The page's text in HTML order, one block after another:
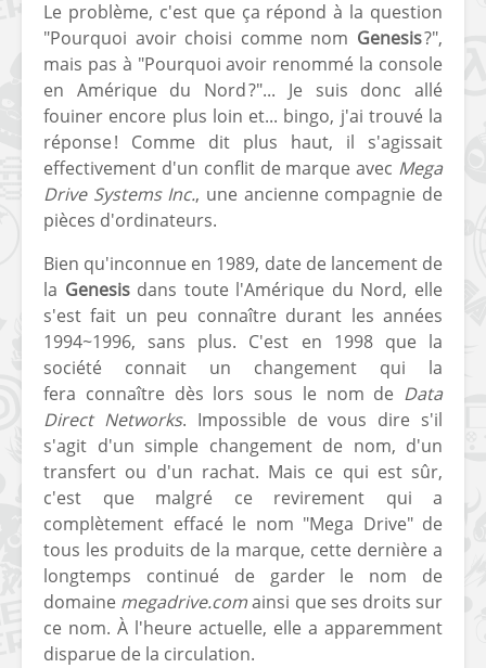
Le problème, c'est que ça répond à la question
"Pourquoi avoir choisi comme nom Genesis?",
mais pas à "Pourquoi avoir renommé la console
en Amérique du Nord ?"... Je suis donc allé
fouiner encore plus loin et... bingo, j'ai trouvé la
réponse ! Comme dit plus haut, il s'agissait
effectivement d'un conflit de marque avec Mega
Drive Systems Inc., une ancienne compagnie de
pièces d'ordinateurs.
Bien qu'inconnue en 1989, date de lancement de
la Genesisdans toute l'Amérique du Nord, elle
s'est fait un peu connaître durant les années
1994~1996, sans plus. C'est en 1998 que la
société connait un changement qui la
fera connaître dès lors sous le nom de Data
Direct Networks. Impossible de vous dire s'il
s'agit d'un simple changement de nom, d'un
transfert ou d'un rachat. Mais ce qui est sûr,
c'est que malgré ce revirement qui a
complètement effacé le nom "Mega Drive" de
tous les produits de la marque, cette dernière a
longtemps continué de garder le nom de
domaine megadrive.comainsi que ses droits sur
ce nom. À l'heure actuelle, elle a apparemment
disparue de la circulation.